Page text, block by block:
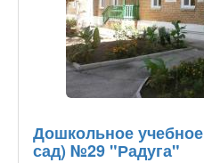
Дошкольное
сад) №29 "Радуга"